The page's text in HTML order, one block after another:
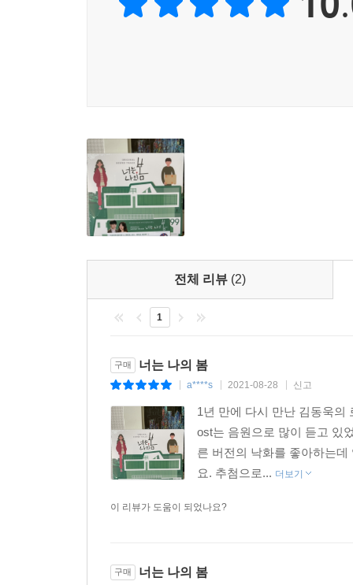
전체 리뷰 (2)
1
구매 너는 나의 봄
a****s 2021-08-28 신고
1년 만에 다시 만난 김동욱의
ost는 음원으로 많이 듣고 있
른 버전의 낙화를 좋아하는
요. 추첨으로... 더보기
이 리뷰가 도움이 되었나요?
구매 너는 나의 봄